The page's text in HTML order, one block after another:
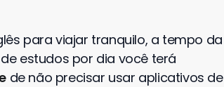
para viajar tranquilo, a tempo da
estudos por dia você terá
de não precisar usar aplicativos de